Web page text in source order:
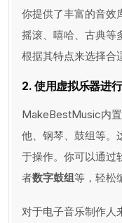
你提供了丰富的音效
摇滚、嘻哈、古典等
根据其特点来选择合
2. 使用虚拟乐器进
MakeBestMusic内
他、钢琴、鼓组等。
于操作。你可以通过
者数字鼓组等，轻松
对于电子音乐制作人